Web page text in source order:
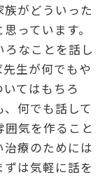
がどういった
っています。
なことを話し
生が何でもや
てはもちろ
何でも話して
気を作ること
療のためには
は気軽に話を